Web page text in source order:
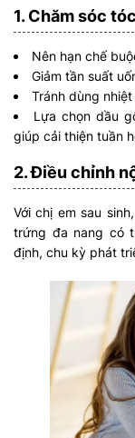
1. Chăm sóc
Nên hạn chế
Giảm tần suất
Tránh dùng
Lựa chọn dầu
giúp cải thiện tuần
2. Điều chỉnh
Với chị em sau
trứng đa nang có
định, chu kỳ phát